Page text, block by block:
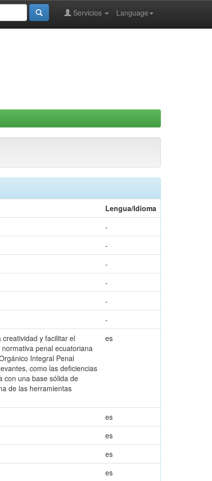
Language
Servicios
Lengua/Idioma
-
-
-
-
-
-
y facilitar el
penal ecuatoriana
Integral Penal
como las deficiencias
con una base sólida de
de las herramientas
es
es
es
es
es